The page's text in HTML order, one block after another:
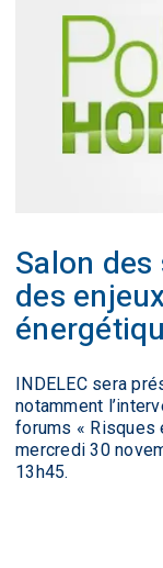
Salon
des
INDELEC sera
notamment
forums « Risques
mercredi 30
13h45.